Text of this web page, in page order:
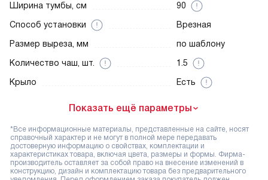
Ширина тумбы, см
90
Способ установки
Врезная
Размер выреза, мм
по шаблону
Количество чаш, шт.
1.5
Крыло
Есть
Показать ещё параметры
*Все информационные материалы, представленные на сайте, носят
справочный характер и не могут в полной мере передавать
достоверную информацию о свойствах, комплектации и
характеристиках товара, включая цвета, размеры и формы. Фирма-
производитель оставляет за собой право на внесение изменений в
конструкцию, дизайн и комплектацию товара без предварительного